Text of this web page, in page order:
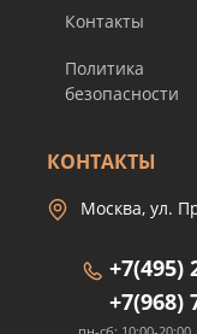
Контакты
Политика
безопасности
КОНТАКТЫ
Москва, ул.
+7(495)
+7(968)